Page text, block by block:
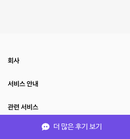
더 많은 후기 보기
회사
서비스 안내
관련 서비스